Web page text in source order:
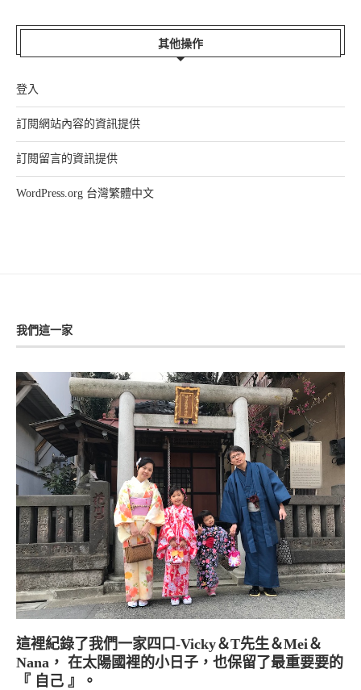
其他操作
登入
訂閱網站內容的資訊提供
訂閱留言的資訊提供
WordPress.org 台灣繁體中文
我們這一家
這裡紀錄了我們一家四口-Vicky＆T先生＆Mei＆
Nana， 在太陽國裡的小日子，也保留了最重要要的
『 自己 』。